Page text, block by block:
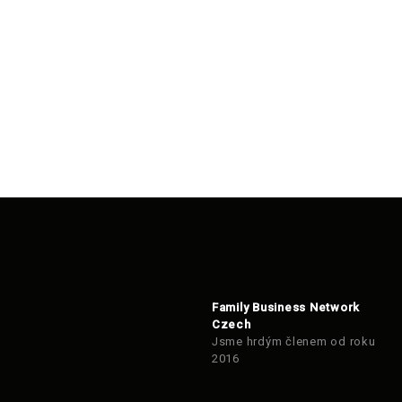
Family Business Network
Czech
Jsme hrdým členem od roku
2016